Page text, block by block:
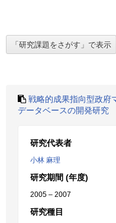
戦略的成果指向型政府
データベースの開発研究
研究代表者
小林 麻理
研究期間 (年度)
2005 – 2007
研究種目